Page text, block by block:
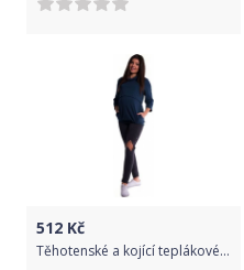
512 Kč
Těhotenské a kojící teplákové triko - tm. modré - XL / XL (42)